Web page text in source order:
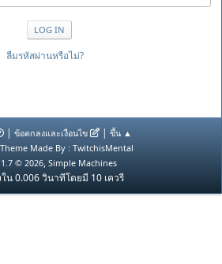
ลืมรหัสผ่านหรือไม่?
| ข้อตกลงและเงื่อนไข | ขึ้น ▲
Made By : TwitchisMental
© 2026, Simple Machines
ใน 0.006 วินาทีโดยมี 10 เควรี